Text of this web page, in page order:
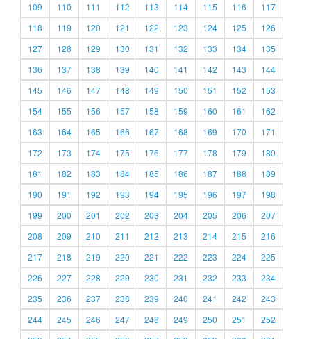
109
110 111 112 113 114 115 116
117
118
119 120 121 122 123 124 125
126
127
128 129 130 131 132 133 134
135
136
137 138 139 140 141 142 143
144
145
146 147 148 149 150 151 152
153
154
155 156 157 158 159 160 161
162
163
164 165 166 167 168 169 170
171
172
173 174 175 176 177 178 179
180
181
182 183 184 185 186 187 188
189
190
191 192 193 194 195 196 197
198
199
200 201 202 203 204 205 206
207
208
209 210 211 212 213 214 215
216
217
218 219 220 221 222 223 224
225
226
227 228 229 230 231 232 233
234
235
236 237 238 239 240 241 242
243
244
245 246 247 248 249 250 251
252